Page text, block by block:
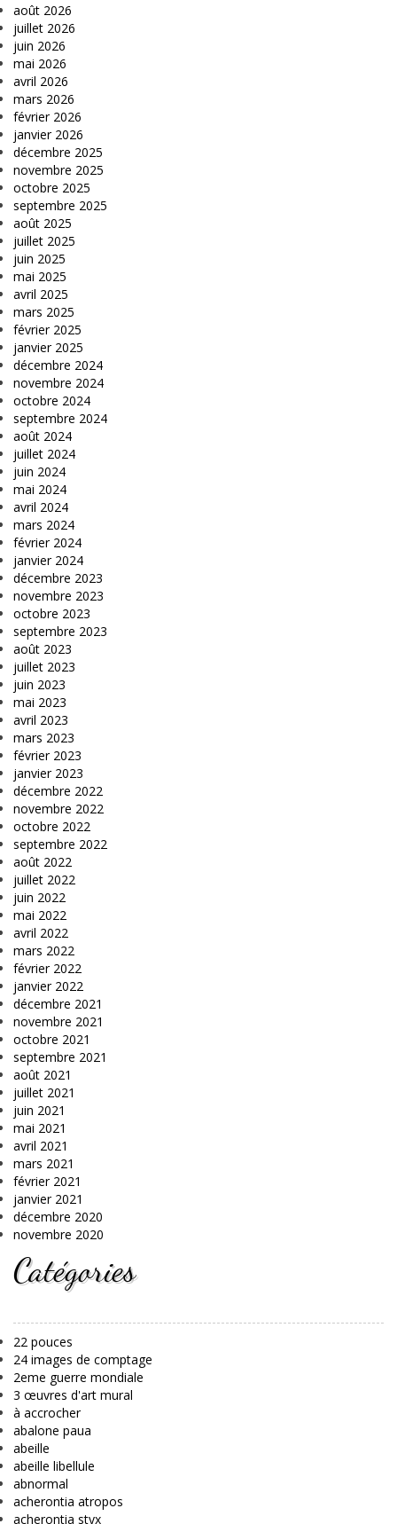
août 2026
juillet 2026
juin 2026
mai 2026
avril 2026
mars 2026
février 2026
janvier 2026
décembre 2025
novembre 2025
octobre 2025
septembre 2025
août 2025
juillet 2025
juin 2025
mai 2025
avril 2025
mars 2025
février 2025
janvier 2025
décembre 2024
novembre 2024
octobre 2024
septembre 2024
août 2024
juillet 2024
juin 2024
mai 2024
avril 2024
mars 2024
février 2024
janvier 2024
décembre 2023
novembre 2023
octobre 2023
septembre 2023
août 2023
juillet 2023
juin 2023
mai 2023
avril 2023
mars 2023
février 2023
janvier 2023
décembre 2022
novembre 2022
octobre 2022
septembre 2022
août 2022
juillet 2022
juin 2022
mai 2022
avril 2022
mars 2022
février 2022
janvier 2022
décembre 2021
novembre 2021
octobre 2021
septembre 2021
août 2021
juillet 2021
juin 2021
mai 2021
avril 2021
mars 2021
février 2021
janvier 2021
décembre 2020
novembre 2020
Catégories
22 pouces
24 images de comptage
2eme guerre mondiale
3 œuvres d'art mural
à accrocher
abalone paua
abeille
abeille libellule
abnormal
acherontia atropos
acherontia styx